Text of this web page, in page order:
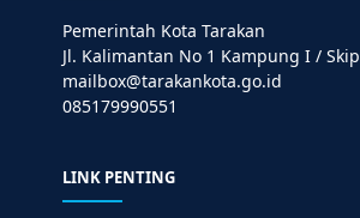
Pemerintah Kota Tarakan
Jl. Kalimantan No 1 Kampung I / Skip
mailbox@tarakankota.go.id
085179990551
LINK PENTING